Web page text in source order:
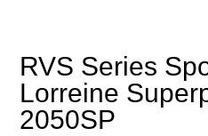
RVS Series
Lorreine
2050SP